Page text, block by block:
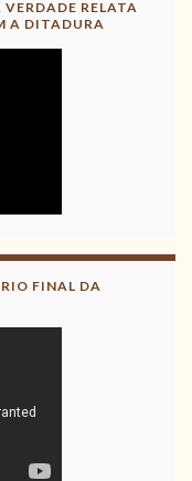
RELATA
A DITADURA
FINAL DA